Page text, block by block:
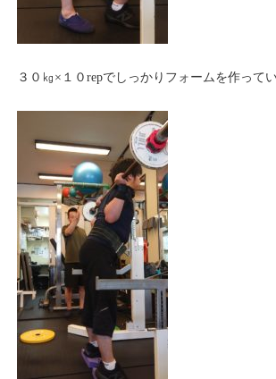
３０㎏×１０repでしっかりフォームを作って